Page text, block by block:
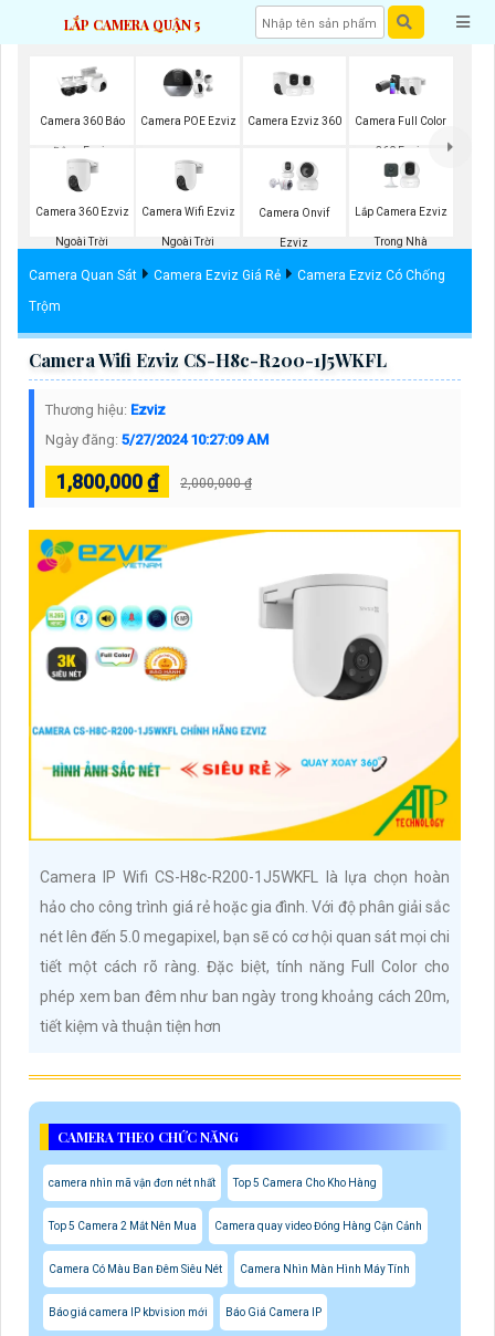
LẮP CAMERA QUẬN 5
Camera 360 Báo
Động Ezviz
Camera POE Ezviz Camera Ezviz 360 Camera Full Color
360 Ezviz
Camera 360 Ezviz
Ngoài Trời
Camera Wifi Ezviz
Ngoài Trời
Camera Onvif
Ezviz
Lắp Camera Ezviz
Trong Nhà
Camera Quan Sát Camera Ezviz Giá Rẻ
Camera Ezviz Có Chống
Trộm
Camera Wifi Ezviz CS-H8c-R200-1J5WKFL
Thương hiệu: Ezviz
Ngày đăng: 5/27/2024 10:27:09 AM
1,800,000 ₫ 2,000,000 ₫
Camera IP Wifi CS-H8c-R200-1J5WKFL là lựa chọn hoàn
hảo cho công trình giá rẻ hoặc gia đình. Với độ phân giải sắc
nét lên đến 5.0 megapixel, bạn sẽ có cơ hội quan sát mọi chi
tiết một cách rõ ràng. Đặc biệt, tính năng Full Color cho
phép xem ban đêm như ban ngày trong khoảng cách 20m,
tiết kiệm và thuận tiện hơn
CAMERA THEO CHỨC NĂNG
camera nhìn mã vận đơn nét nhất Top 5 Camera Cho Kho Hàng
Top 5 Camera 2 Mắt Nên Mua Camera quay video Đóng Hàng Cận Cảnh
Camera Có Màu Ban Đêm Siêu Nét Camera Nhìn Màn Hình Máy Tính
Báo giá camera IP kbvision mới Báo Giá Camera IP